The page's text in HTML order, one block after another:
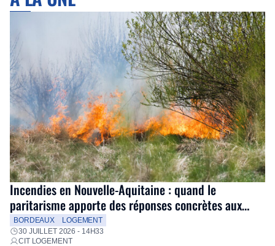
Incendies en Nouvelle-Aquitaine : quand le
paritarisme apporte des réponses concrètes aux
salariés
BORDEAUX
LOGEMENT
30 JUILLET 2026 - 14H33
CIT LOGEMENT